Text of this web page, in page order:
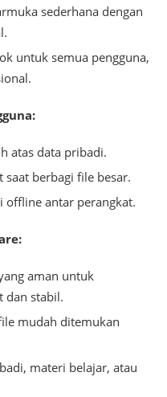
sederhana dengan
untuk semua pengguna,
atas data pribadi.
berbagi file besar.
offline antar perangkat.
aman untuk
dan stabil.
mudah ditemukan
materi belajar, atau